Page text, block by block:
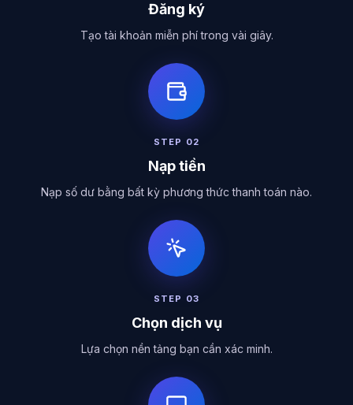
Đăng ký
Tạo tài khoản miễn phí trong vài giây.
STEP 02
Nạp tiền
Nạp số dư bằng bất kỳ phương thức thanh toán nào.
STEP 03
Chọn dịch vụ
Lựa chọn nền tảng bạn cần xác minh.